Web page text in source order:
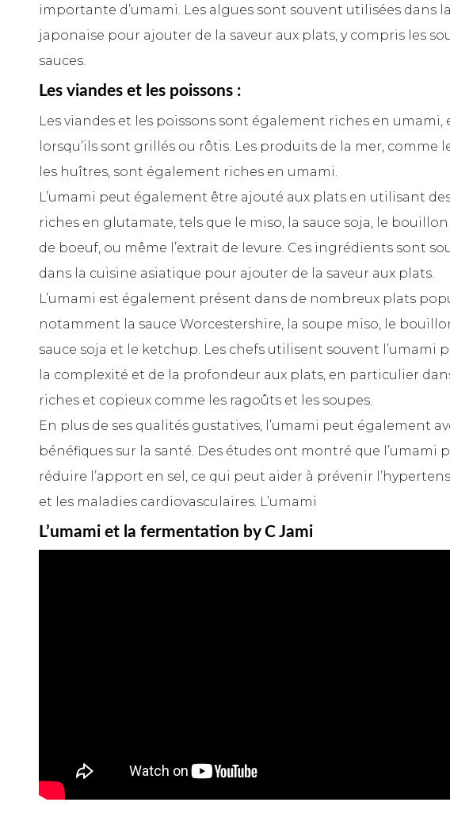
importante d’umami. Les algues sont souvent utilisées dans
japonaise pour ajouter de la saveur aux plats, y compris les
sauces.
Les viandes et les poissons :
Les viandes et les poissons sont également riches en
lorsqu’ils sont grillés ou rôtis. Les produits de la mer, comme
les huîtres, sont également riches en umami.
L’umami peut également être ajouté aux plats en utilisant
riches en glutamate, tels que le miso, la sauce soja, le
de boeuf, ou même l’extrait de levure. Ces ingrédients sont
dans la cuisine asiatique pour ajouter de la saveur aux plats.
L’umami est également présent dans de nombreux plats
notamment la sauce Worcestershire, la soupe miso, le
sauce soja et le ketchup. Les chefs utilisent souvent l’umami
la complexité et de la profondeur aux plats, en particulier
riches et copieux comme les ragoûts et les soupes.
En plus de ses qualités gustatives, l’umami peut également
bénéfiques sur la santé. Des études ont montré que l’umami
réduire l’apport en sel, ce qui peut aider à prévenir
et les maladies cardiovasculaires. L’umami
L’umami et la fermentation by C Jami